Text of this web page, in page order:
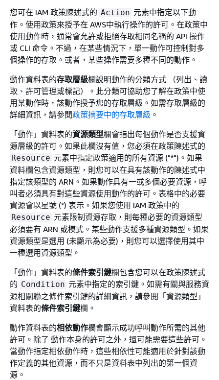
您可在 IAM 政策陳述式的 Action 元素中指定以下動
作。使用政策來授予在 AWS中執行操作的許可。在政策中
使用動作時，通常會允許或拒絕存取相同名稱的 API 操作
或 CLI 命令。不過，在某些情況下，單一動作可控制對多
個操作的存取。或者，某些操作需要多種不同的動作。
動作資料表的存取層級欄說明動作的分類方式 （列出、讀
取、許可管理或標記）。此分類可協助您了解在政策中使
用某動作時，該動作授予您的存取層級。如需存取層級的
詳細資訊，請參閱政策摘要中的存取層級 。
「動作」資料表的資源類型欄會指出每個動作是否支援資
源層級的許可。如果此欄沒有值，您必須在政策陳述式的
Resource 元素中指定政策適用的所有資源 ("*")。如果
資料欄包含資源類型，則您可以在具有該動作的陳述式中
指定該類型的 ARN。如果動作具有一或多個必要資源，呼
叫者必須具有對這些資源使用動作的許可。表格中的必要
資源會以星號 (*) 表示。如果您使用 IAM 政策中的
Resource 元素限制資源存取，則每種必要的資源類型
必須要有 ARN 或模式。某些動作支援多種資源類型。如果
資源類型是選用 (未顯示為必要)，則您可以選擇使用其中
一種選用資源類型。
「動作」資料表的條件索引鍵欄包含您可以在政策陳述式
的 Condition 元素中指定的索引鍵。如需有關與服務資
源相關聯之條件索引鍵的詳細資訊，請參閱「資源類型」
資料表的條件索引鍵欄。
動作資料表的相依動作欄會顯示成功呼叫動作所需的其他
許可。除了 動作本身的許可之外，還可能需要這些許可。
當動作指定相依動作時，這些相依性可能適用於針對該動
作定義的其他資源，而不只是資料表中列出的第一個資
源。